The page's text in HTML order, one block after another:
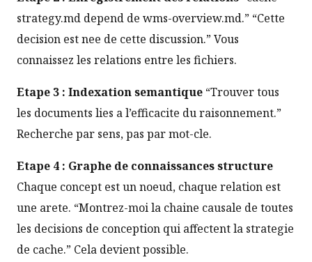
strategy.md depend de wms-overview.md.” “Cette
decision est nee de cette discussion.” Vous
connaissez les relations entre les fichiers.
Etape 3 : Indexation semantique “Trouver tous
les documents lies a l’efficacite du raisonnement.”
Recherche par sens, pas par mot-cle.
Etape 4 : Graphe de connaissances structure
Chaque concept est un noeud, chaque relation est
une arete. “Montrez-moi la chaine causale de toutes
les decisions de conception qui affectent la strategie
de cache.” Cela devient possible.